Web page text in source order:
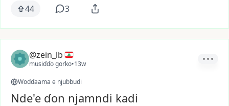
44 3
@zein_lb
musiɗɗo gorko•13w
Woɗɗaama e njuɓɓudi
Nde'e ɗon njamndi kadi